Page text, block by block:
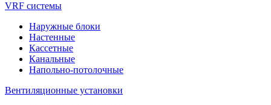
VRF системы
Наружные блоки
Настенные
Кассетные
Канальные
Напольно-потолочные
Вентиляционные установки